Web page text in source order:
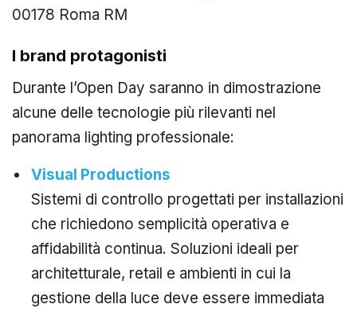
00178 Roma RM
I brand protagonisti
Durante l’Open Day saranno in dimostrazione
alcune delle tecnologie più rilevanti nel
panorama lighting professionale:
Visual Productions
Sistemi di controllo progettati per installazioni
che richiedono semplicità operativa e
affidabilità continua. Soluzioni ideali per
architetturale, retail e ambienti in cui la
gestione della luce deve essere immediata